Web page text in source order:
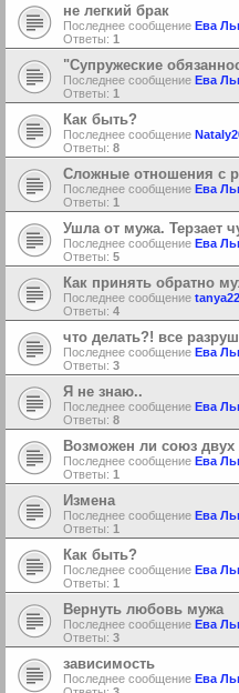
не легкий брак
Последнее сообщение Ева
Ответы: 1
"Супружеские
Последнее сообщение Ева
Ответы: 1
Как быть?
Последнее сообщение
Ответы: 8
Сложные отношения с
Последнее сообщение Ева
Ответы: 1
Ушла от мужа. Терзает
Последнее сообщение Ева
Ответы: 5
Как принять обратно
Последнее сообщение tanya22
Ответы: 4
что делать?! все
Последнее сообщение Ева
Ответы: 3
Я не знаю..
Последнее сообщение Ева
Ответы: 8
Возможен ли союз
Последнее сообщение Ева
Ответы: 1
Измена
Последнее сообщение Ева
Ответы: 1
Как быть?
Последнее сообщение Ева
Ответы: 1
Вернуть любовь мужа
Последнее сообщение Ева
Ответы: 3
зависимость
Последнее сообщение Ева